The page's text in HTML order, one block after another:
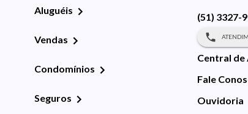
Aluguéis
Vendas
Condomínios
Seguros
(51) 3327-
Central de
Fale
Ouvidoria